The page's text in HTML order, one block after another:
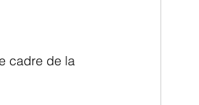
cadre de la